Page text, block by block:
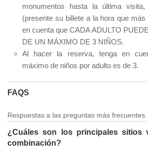
monumentos hasta la última
(presente su billete a la hora que más
en cuenta que CADA ADULTO
DE UN MÁXIMO DE 3 NIÑOS.
Al hacer la reserva, tenga en
máximo de niños por adulto es de 3.
FAQS
Respuestas a las preguntas más frecuentes.
¿Cuáles son los principales sitios
combinación?